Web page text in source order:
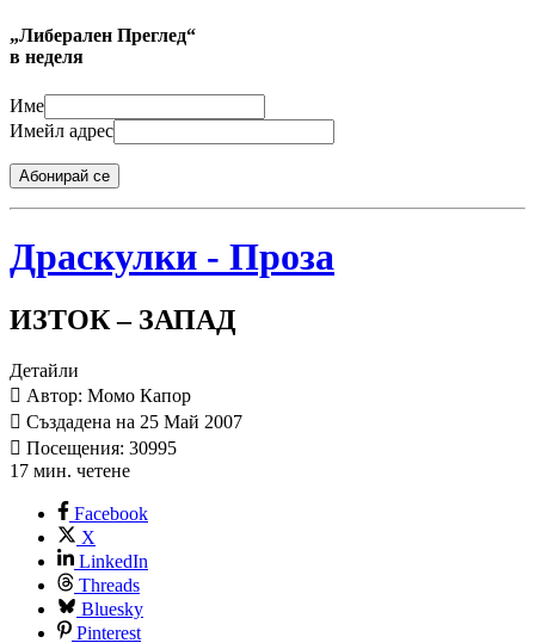
„Либерален Преглед“
в неделя
Име
Имейл адрес
Абонирай се
Драскулки - Проза
ИЗТОК – ЗАПАД
Детайли
Автор: Момо Капор
Създадена на 25 Май 2007
Посещения: 30995
17 мин. четене
Facebook
X
LinkedIn
Threads
Bluesky
Pinterest